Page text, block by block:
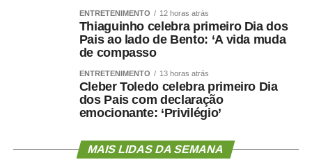
2-31-01-2025-TARDE-CONVOCACAO-
PEDAGOGO-REGIONAL-LESTE-
VESPERTINO.pdf
1-31-01-2025-MANHA-CONVOCACAO-
PEDAGOGO-REGIONAL-NORTE-
MATUTINO.pdf
CAMPO EMEBC BENEDITA XAVIER.pdf
ENTRETENIMENTO 12 horas atrás
Thiaguinho celebra primeiro Dia dos
Pais ao lado de Bento: ‘A vida muda
de compasso
ENTRETENIMENTO 13 horas atrás
Cleber Toledo celebra primeiro Dia
dos Pais com declaração
emocionante: ‘Privilégio’
MAIS LIDAS DA SEMANA